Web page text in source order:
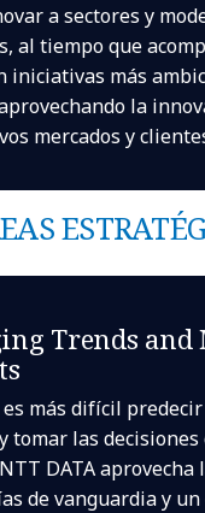
a sectores y
al tiempo que
iniciativas más
la
mercados y
Trends and
es más difícil
tomar las decisiones
DATA aprovecha
de vanguardia y